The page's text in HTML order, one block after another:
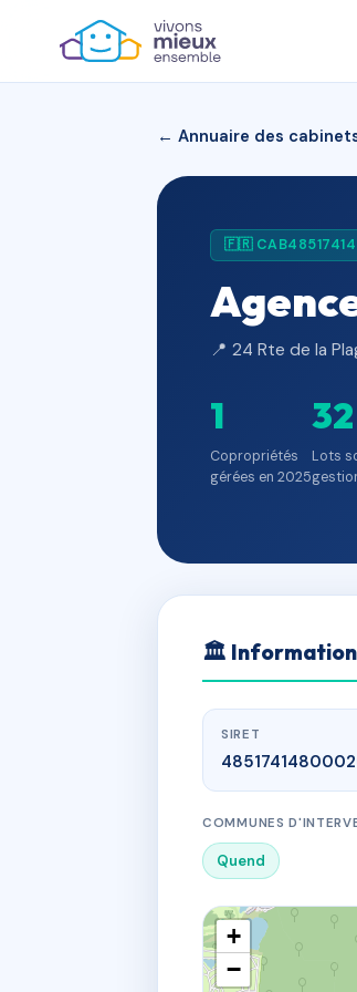
← Annuaire des
🇫🇷
📍 24 Rte de la
1
Copropriétés
gérées en 2025
32
Lots
🏛
SIRET
COMMUNES
Quend
+
−